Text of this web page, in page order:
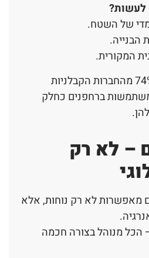
לעשות?
של השטח.
המקורית.
כ-74% מהחברות הקבלניות
ברחפנים כחלק
– לא רק
מאפשרות לא רק נוחות, אלא
הכל מנוהל בצורה חכמה